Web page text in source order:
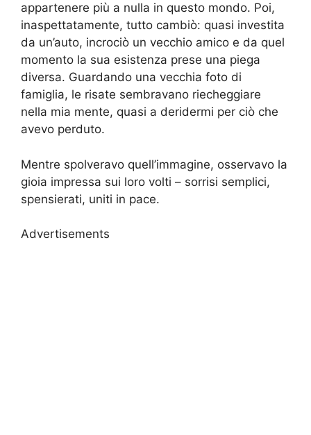
appartenere più a nulla in questo mondo. Poi,
inaspettatamente, tutto cambiò: quasi investita
da un’auto, incrociò un vecchio amico e da quel
momento la sua esistenza prese una piega
diversa. Guardando una vecchia foto di
famiglia, le risate sembravano riecheggiare
nella mia mente, quasi a deridermi per ciò che
avevo perduto.
Mentre spolveravo quell’immagine, osservavo la
gioia impressa sui loro volti – sorrisi semplici,
spensierati, uniti in pace.
Advertisements